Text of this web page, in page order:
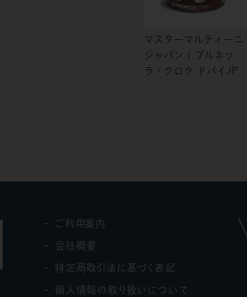
マスターマルティーニ
ジャパン | ブルネッ
ラ・クロク ドバイJP
ご利用案内
会社概要
特定商取引法に基づく表記
個人情報の取り扱いについて